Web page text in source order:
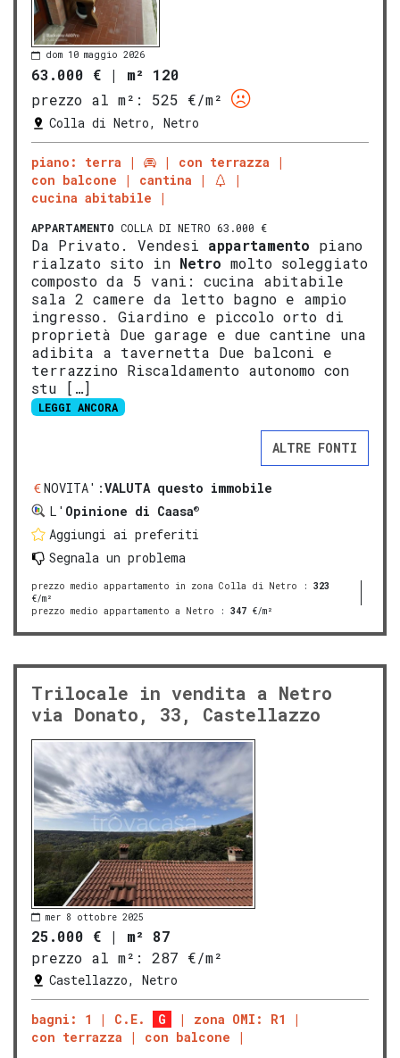
dom 10 maggio 2026
63.000 € | m² 120
prezzo al m²:
525 €/m²
Colla di Netro, Netro
piano: terra
con terrazza
con balcone
cantina
cucina abitabile
APPARTAMENTO COLLA DI NETRO 63.000 €
Da Privato. Vendesi appartamento piano
rialzato sito in Netro molto soleggiato
composto da 5 vani: cucina abitabile
sala 2 camere da letto bagno e ampio
ingresso. Giardino e piccolo orto di
proprietà Due garage e due cantine una
adibita a tavernetta Due balconi e
terrazzino Riscaldamento autonomo con
stu […]
LEGGI ANCORA
ALTRE FONTI
NOVITA':VALUTA questo immobile
L' Opinione di Caasa®
Aggiungi ai preferiti
Segnala un problema
prezzo medio appartamento in zona Colla di Netro : 323
€/m²
prezzo medio appartamento a Netro : 347 €/m²
Trilocale in vendita a Netro
via Donato, 33, Castellazzo
mer 8 ottobre 2025
25.000 € | m² 87
prezzo al m²:
287 €/m²
Castellazzo, Netro
bagni: 1 C.E. G
zona OMI: R1
con terrazza
con balcone